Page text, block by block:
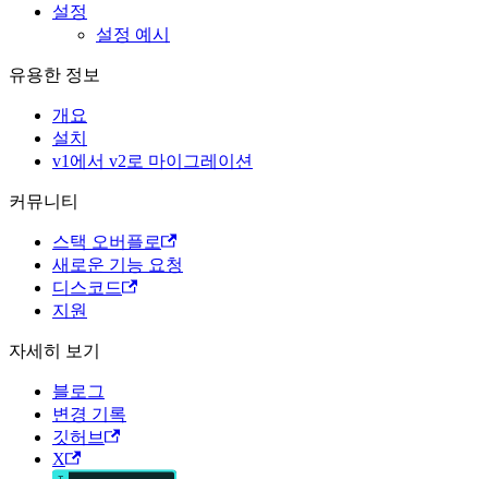
설정
설정 예시
유용한 정보
개요
설치
v1에서 v2로 마이그레이션
커뮤니티
스택 오버플로
새로운 기능 요청
디스코드
지원
자세히 보기
블로그
변경 기록
깃허브
X